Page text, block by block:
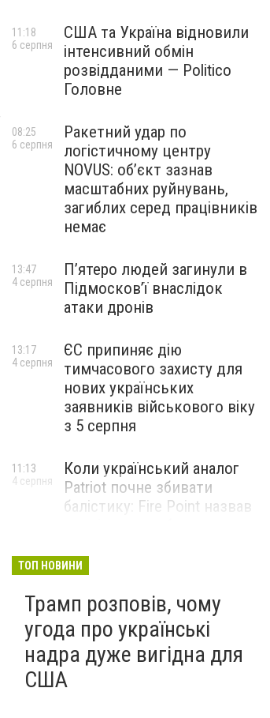
США та Україна відновили
інтенсивний обмін
розвідданими — Politico
Головне
11:18
6 серпня
Ракетний удар по
логістичному центру
NOVUS: об’єкт зазнав
масштабних руйнувань,
загиблих серед працівників
немає
08:25
6 серпня
П’ятеро людей загинули в
Підмосков’ї внаслідок
атаки дронів
13:47
4 серпня
ЄС припиняє дію
тимчасового захисту для
нових українських
заявників військового віку
з 5 серпня
13:17
4 серпня
Коли український аналог
Patriot почне збивати
балістику: Fire Point назвав
11:13
4 серпня
тривалого стресу: які
симптоми не варто
списувати на втому
НОВИНИ КОМПАНІЙ
4 серпня
ТОП НОВИНИ
Трамп розповів, чому
угода про українські
надра дуже вигідна для
США